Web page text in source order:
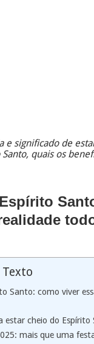
e significado de
quais os
Santo: como viver
estar cheio do Espírito
mais que uma